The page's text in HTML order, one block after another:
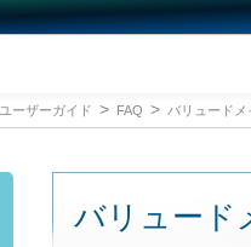
ユーザーガイド FAQ バリュード
バリュード